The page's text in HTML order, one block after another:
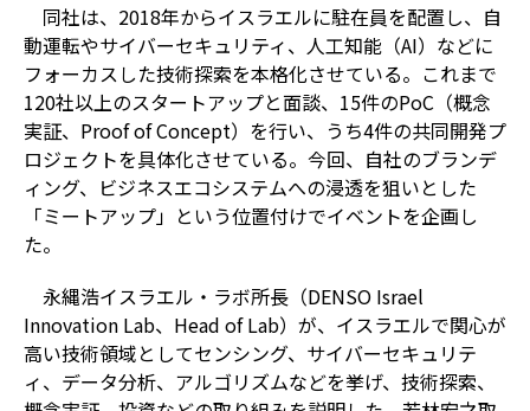
同社は、2018年からイスラエルに駐在員を配置し、自
動運転やサイバーセキュリティ、人工知能（AI）などに
フォーカスした技術探索を本格化させている。これまで
120社以上のスタートアップと面談、15件のPoC（概念
実証、Proof of Concept）を行い、うち4件の共同開発プ
ロジェクトを具体化させている。今回、自社のブランデ
ィング、ビジネスエコシステムへの浸透を狙いとした
「ミートアップ」という位置付けでイベントを企画し
た。
永縄浩イスラエル・ラボ所長（DENSO Israel
Innovation Lab、Head of Lab）が、イスラエルで関心が
高い技術領域としてセンシング、サイバーセキュリテ
ィ、データ分析、アルゴリズムなどを挙げ、技術探索、